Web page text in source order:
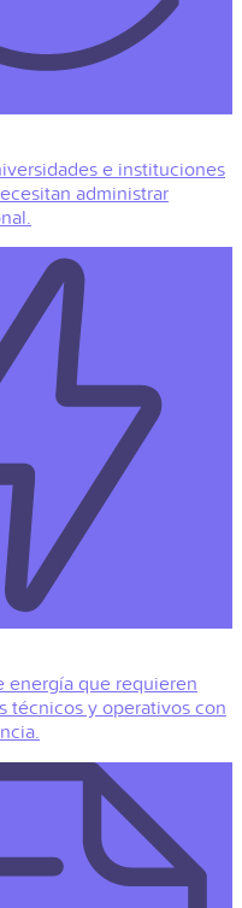
e instituciones
administrar
energía que requieren
técnicos y operativos con